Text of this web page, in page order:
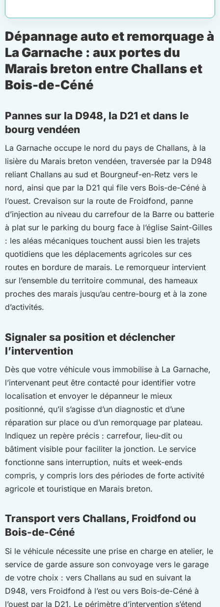
Dépannage auto et remorquage à
La Garnache : aux portes du
Marais breton entre Challans et
Bois-de-Céné
Pannes sur la D948, la D21 et dans le
bourg vendéen
La Garnache occupe le nord du pays de Challans, à la
lisière du Marais breton vendéen, traversée par la D948
reliant Challans au sud et Bourgneuf-en-Retz vers le
nord, ainsi que par la D21 qui file vers Bois-de-Céné à
l’ouest. Crevaison sur la route de Froidfond, panne
d’injection au niveau du carrefour de la Barre ou batterie
à plat sur le parking du bourg face à l’église Saint-Gilles
: les aléas mécaniques touchent aussi bien les trajets
quotidiens que les déplacements agricoles sur ces
routes en bordure de marais. Le remorqueur intervient
sur l’ensemble du territoire communal, des hameaux
proches des marais jusqu’au centre-bourg et à la zone
d’activités.
Signaler sa position et déclencher
l’intervention
Dès que votre véhicule vous immobilise à La Garnache,
l’intervenant peut être contacté pour identifier votre
localisation et envoyer le dépanneur le mieux
positionné, qu’il s’agisse d’un diagnostic et d’une
réparation sur place ou d’un remorquage par plateau.
Indiquez un repère précis : carrefour, lieu-dit ou
bâtiment visible pour faciliter la jonction. Le service
fonctionne sans interruption, nuits et week-ends
compris, y compris lors des périodes de forte activité
agricole et touristique en Marais breton.
Transport vers Challans, Froidfond ou
Bois-de-Céné
Si le véhicule nécessite une prise en charge en atelier, le
service de garde assure son convoyage vers le garage
de votre choix : vers Challans au sud en suivant la
D948, vers Froidfond à l’est ou vers Bois-de-Céné à
l’ouest par la D21. Le périmètre d’intervention s’étend